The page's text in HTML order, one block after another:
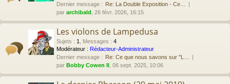
Dernier message : Re: La Double Exposition - Ce…
par archibald , 26 févr. 2026, 16:15
Les violons de Lampedusa
Sujets : 1 Messages : 4
Modérateur : Rédacteur-Administrateur
Dernier message : Re: Ce que nous savons sur "L…
par Bobby Cowen II , 06 sept. 2025, 10:06